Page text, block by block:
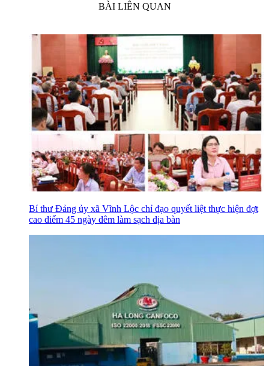
BÀI LIÊN QUAN
Bí thư Đảng ủy xã Vĩnh Lộc chỉ đạo quyết liệt thực hiện đợt
cao điểm 45 ngày đêm làm sạch địa bàn